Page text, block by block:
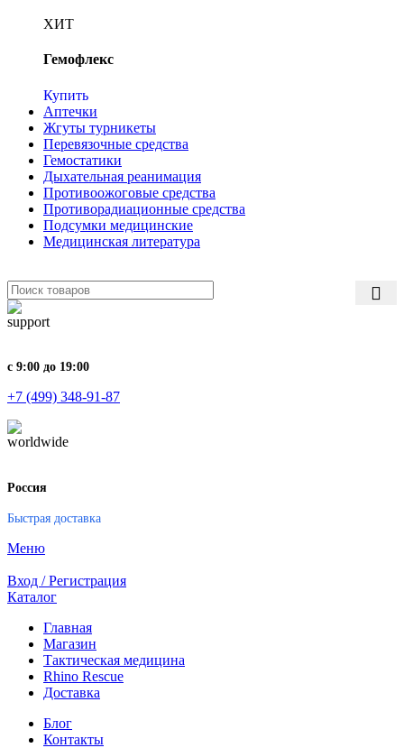
ХИТ
Гемофлекс
Купить
Аптечки
Жгуты турникеты
Перевязочные средства
Гемостатики
Дыхательная реанимация
Противоожоговые средства
Противорадиационные средства
Подсумки медицинские
Медицинская литература
с 9:00 до 19:00
+7 (499) 348-91-87
Россия
Быстрая доставка
Меню
Вход / Регистрация
Каталог
Главная
Магазин
Тактическая медицина
Rhino Rescue
Доставка
Блог
Контакты